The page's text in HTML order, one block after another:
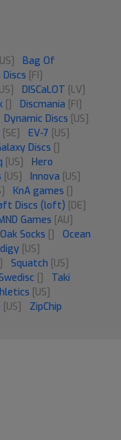
Bag Of
Discs [FI]
DISCaLOT [LV]
[] Discmania [FI]
Dynamic Discs [US]
[SE] EV-7 [US]
Discs []
[US]
Hero
[US] Innova [US]
KnA games []
Discs (loft) [DE]
Games [AU]
Oak Socks []
Ocean
[US]
Squatch [US]
[]
Taki
[US]
[US]
ZipChip